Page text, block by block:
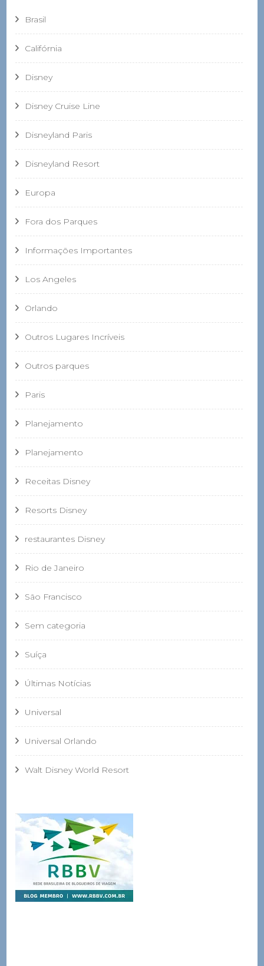
Brasil
Califórnia
Disney
Disney Cruise Line
Disneyland Paris
Disneyland Resort
Europa
Fora dos Parques
Informações Importantes
Los Angeles
Orlando
Outros Lugares Incríveis
Outros parques
Paris
Planejamento
Planejamento
Receitas Disney
Resorts Disney
restaurantes Disney
Rio de Janeiro
São Francisco
Sem categoria
Suíça
Últimas Notícias
Universal
Universal Orlando
Walt Disney World Resort